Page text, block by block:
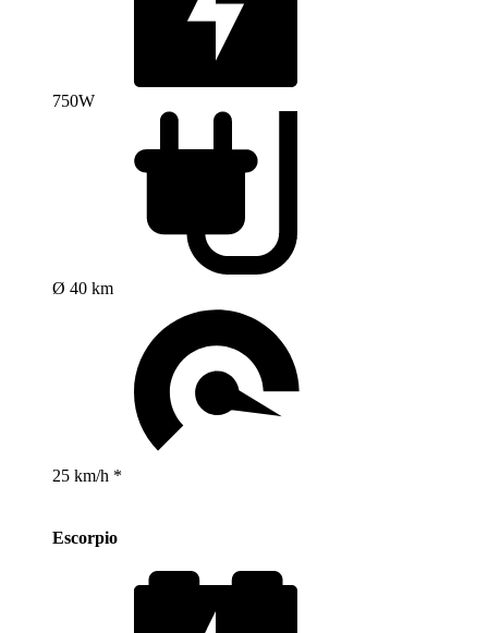
750W
Ø 40 km
25 km/h *
Escorpio